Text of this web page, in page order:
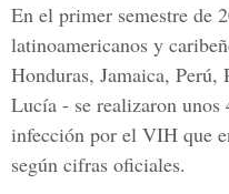
En el primer semestre de
latinoamericanos y
Honduras, Jamaica,
Lucía - se realizaron unos
infección por el VIH que
según cifras oficiales.